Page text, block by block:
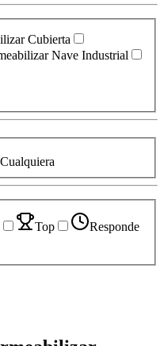
Cubierta
Nave Industrial
Cualquiera
Top
Responde